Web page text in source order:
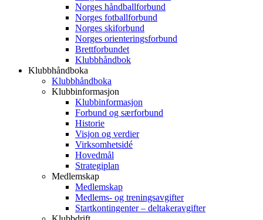
Norges håndballforbund
Norges fotballforbund
Norges skiforbund
Norges orienteringsforbund
Brettforbundet
Klubbhåndbok
Klubbhåndboka
Klubbhåndboka
Klubbinformasjon
Klubbinformasjon
Forbund og særforbund
Historie
Visjon og verdier
Virksomhetsidé
Hovedmål
Strategiplan
Medlemskap
Medlemskap
Medlems- og treningsavgifter
Startkontingenter – deltakeravgifter